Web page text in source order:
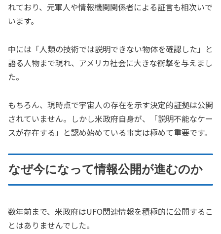
れており、元軍人や情報機関関係者による証言も相次いで
います。
中には「人類の技術では説明できない物体を確認した」と
語る人物まで現れ、アメリカ社会に大きな衝撃を与えまし
た。
もちろん、現時点で宇宙人の存在を示す決定的証拠は公開
されていません。しかし米政府自身が、「説明不能なケー
スが存在する」と認め始めている事実は極めて重要です。
なぜ今になって情報公開が進むのか
数年前まで、米政府はUFO関連情報を積極的に公開するこ
とはありませんでした。